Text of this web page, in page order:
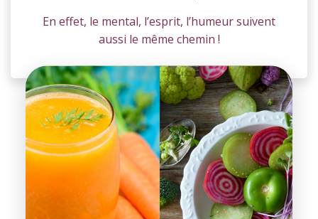
En effet, le mental, l’esprit, l’humeur suivent
aussi le même chemin !